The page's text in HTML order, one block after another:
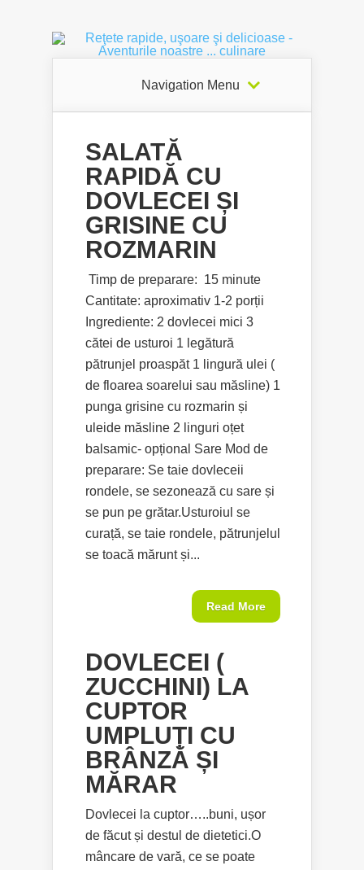
Navigation Menu
SALATĂ
RAPIDĂ CU
DOVLECEI ȘI
GRISINE CU
ROZMARIN
Timp de preparare: 15 minute
Cantitate: aproximativ 1-2 porții
Ingrediente: 2 dovlecei mici 3
cătei de usturoi 1 legătură
pătrunjel proaspăt 1 lingură ulei (
de floarea soarelui sau măsline) 1
punga grisine cu rozmarin și
uleide măsline 2 linguri oțet
balsamic- opțional Sare Mod de
preparare: Se taie dovleceii
rondele, se sezonează cu sare și
se pun pe grătar.Usturoiul se
curață, se taie rondele, pătrunjelul
se toacă mărunt și...
Read More
DOVLECEI (
ZUCCHINI) LA
CUPTOR
UMPLUȚI CU
BRÂNZĂ ȘI
MĂRAR
Dovlecei la cuptor…..buni, ușor
de făcut și destul de dietetici.O
mâncare de vară, ce se poate